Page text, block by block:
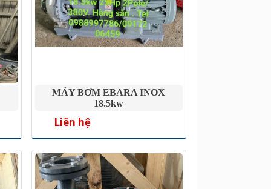
MÁY BƠM EBARA INOX
18.5kw
Liên hệ